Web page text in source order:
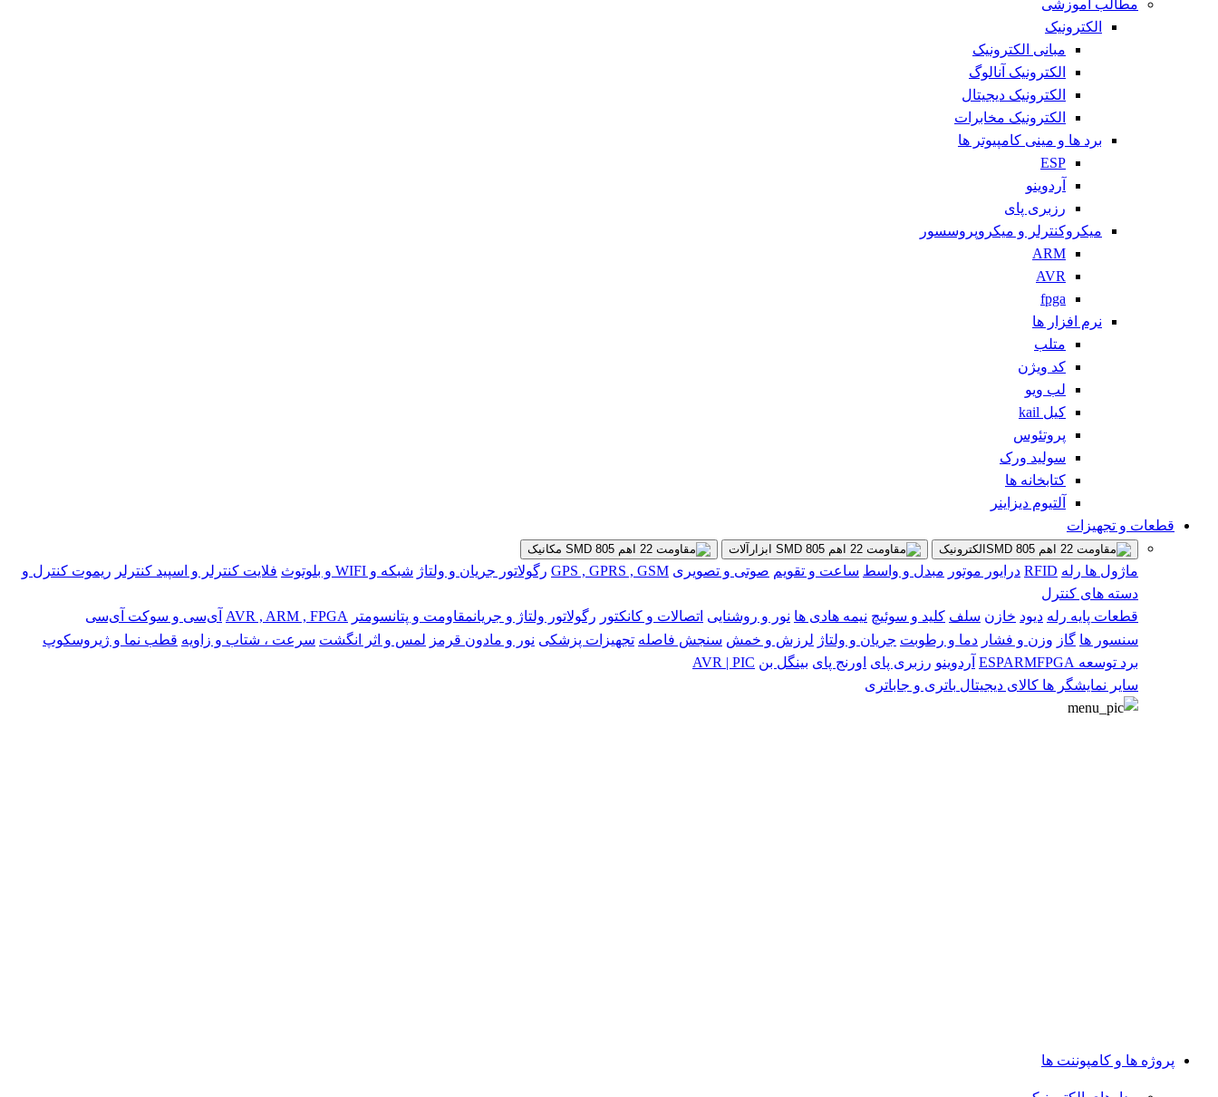
مطالب آموزشی
الکترونیک
مبانی الکترونیک
الکترونیک آنالوگ
الکترونیک دیجیتال
الکترونیک مخابرات
برد ها و مینی کامپیوتر ها
ESP
آردوینو
رزبری پای
میکروکنترلر و میکروپروسسور
ARM
AVR
fpga
نرم افزار ها
متلب
کد ویژن
لب ویو
کیل kail
پروتئوس
سولید ورک
کتابخانه ها
آلتیوم دیزاینر
قطعات و تجهیزات
الکترونیک ابزارآلات مکانیک
ماژول ها رله RFID درایور موتور مبدل و واسط ساعت و تقویم صوتی و تصویری GPS , GPRS , GSM رگولاتور جریان و ولتاژ شبکه و WIFI و بلوتوث فلایت کنترلر و اسپید کنترلر ریموت کنترل و
دسته های کنترل
قطعات پایه رله دیود خازن سلف کلید و سوئیچ نیمه هادی ها نور و روشنایی اتصالات و کانکتور رگولاتور ولتاژ و جریانمقاومت و پتانسومتر AVR , ARM , FPGA آی‌سی و سوکت آی‌سی
سنسور ها گاز وزن و فشار دما و رطوبت جریان و ولتاژ لرزش و خمش سنجش فاصله تجهیزات پزشکی نور و مادون قرمز لمس و اثر انگشت سرعت ، شتاب و زاویه قطب نما و ژیروسکوپ
برد توسعه
ESPARMFPGA آردوینو رزبری پای اورنج پای بینگل بن AVR | PIC
سایر نمایشگر ها کالای دیجیتال باتری و جاباتری
پروژه ها و کامپوننت ها